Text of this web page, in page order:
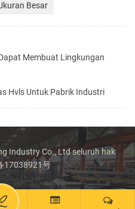
Besar
Membuat Lingkungan
Hvls Untuk Pabrik Industri
Industry Co., Ltd seluruh hak
17038921号